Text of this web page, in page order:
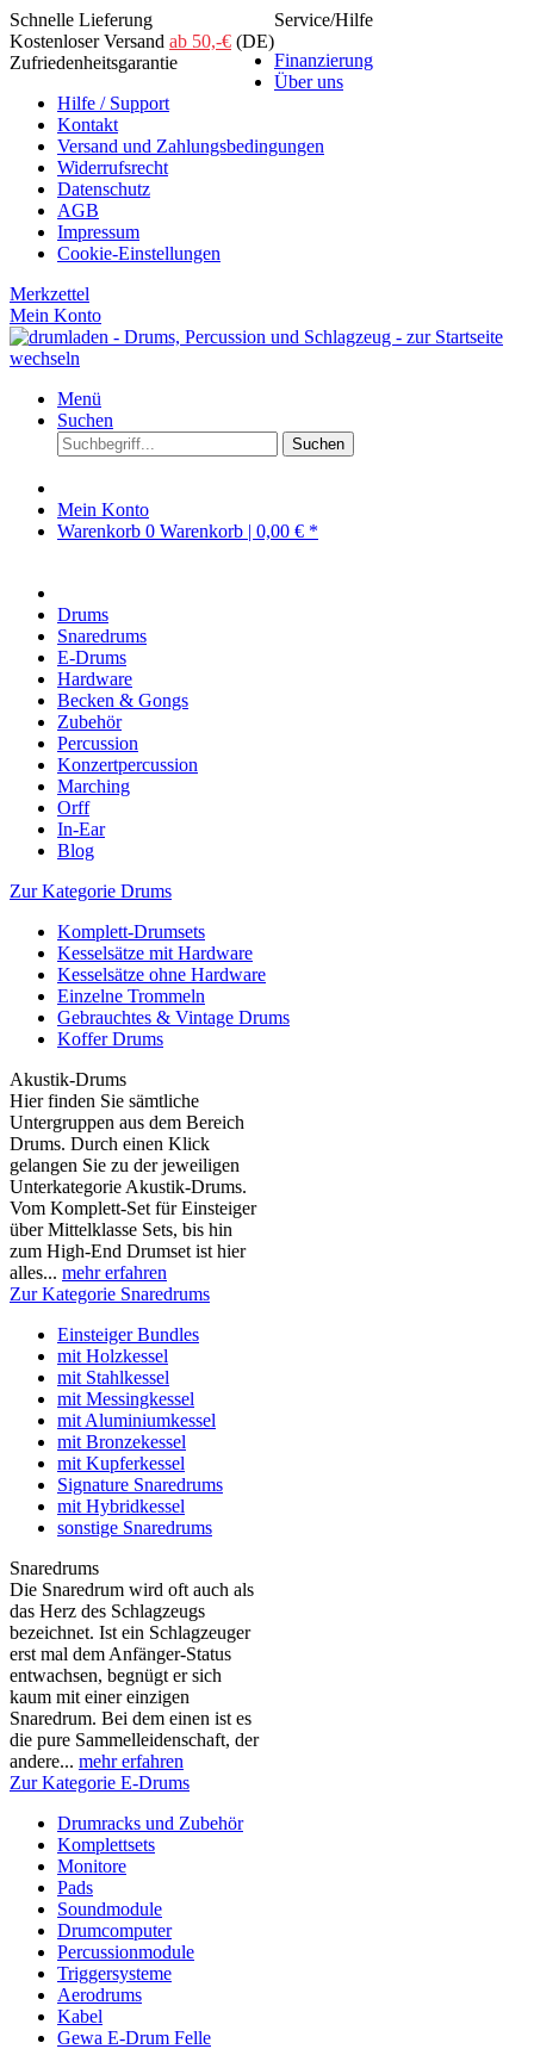
Schnelle Lieferung
Kostenloser Versand ab 50,-€ (DE)
Zufriedenheitsgarantie
Service/Hilfe
Finanzierung
Über uns
Hilfe / Support
Kontakt
Versand und Zahlungsbedingungen
Widerrufsrecht
Datenschutz
AGB
Impressum
Cookie-Einstellungen
Merkzettel
Mein Konto
Menü
Suchen
Suchen
Mein Konto
Warenkorb 0 Warenkorb | 0,00 € *
Drums
Snaredrums
E-Drums
Hardware
Becken & Gongs
Zubehör
Percussion
Konzertpercussion
Marching
Orff
In-Ear
Blog
Zur Kategorie Drums
Komplett-Drumsets
Kesselsätze mit Hardware
Kesselsätze ohne Hardware
Einzelne Trommeln
Gebrauchtes & Vintage Drums
Koffer Drums
Akustik-Drums
Hier finden Sie sämtliche
Untergruppen aus dem Bereich
Drums. Durch einen Klick
gelangen Sie zu der jeweiligen
Unterkategorie Akustik-Drums.
Vom Komplett-Set für Einsteiger
über Mittelklasse Sets, bis hin
zum High-End Drumset ist hier
alles... mehr erfahren
Zur Kategorie Snaredrums
Einsteiger Bundles
mit Holzkessel
mit Stahlkessel
mit Messingkessel
mit Aluminiumkessel
mit Bronzekessel
mit Kupferkessel
Signature Snaredrums
mit Hybridkessel
sonstige Snaredrums
Snaredrums
Die Snaredrum wird oft auch als
das Herz des Schlagzeugs
bezeichnet. Ist ein Schlagzeuger
erst mal dem Anfänger-Status
entwachsen, begnügt er sich
kaum mit einer einzigen
Snaredrum. Bei dem einen ist es
die pure Sammelleidenschaft, der
andere... mehr erfahren
Zur Kategorie E-Drums
Drumracks und Zubehör
Komplettsets
Monitore
Pads
Soundmodule
Drumcomputer
Percussionmodule
Triggersysteme
Aerodrums
Kabel
Gewa E-Drum Felle